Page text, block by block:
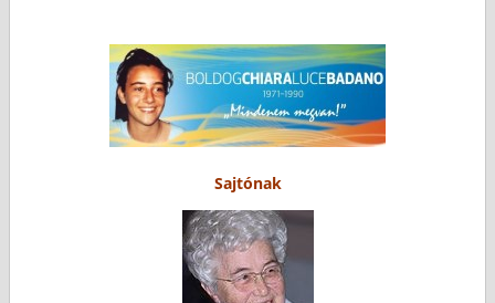
Sajtónak